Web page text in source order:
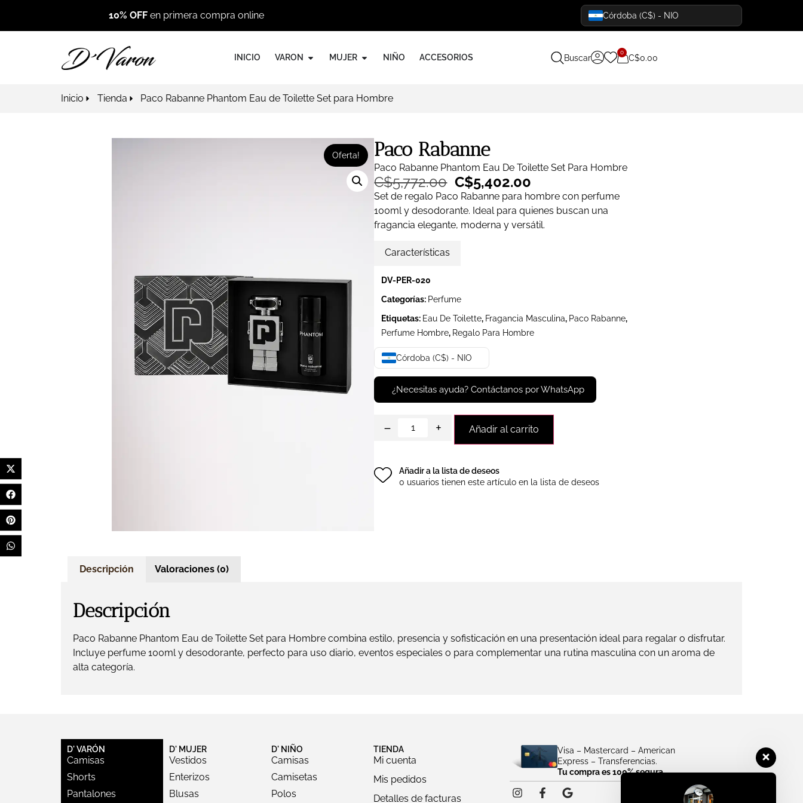
10% OFF en primera compra online Córdoba (C$) - NIO
INICIO VARON MUJER NIÑO ACCESORIOS Buscar C$0.00
0
Inicio Tienda Paco Rabanne Phantom Eau de Toilette Set para Hombre
Oferta! Paco Rabanne
Paco Rabanne Phantom Eau De Toilette Set Para Hombre
C$5,772.00 C$5,402.00
Set de regalo Paco Rabanne para hombre con perfume
100ml y desodorante. Ideal para quienes buscan una
fragancia elegante, moderna y versátil.
Características
DV-PER-020
Categorías: Perfume
Etiquetas: Eau De Toilette, Fragancia Masculina, Paco Rabanne,
Perfume Hombre, Regalo Para Hombre
Córdoba (C$) - NIO
¿Necesitas ayuda? Contáctanos por WhatsApp
− + Añadir al carrito
Añadir a la lista de deseos
0 usuarios tienen este artículo en la lista de deseos
Descripción Valoraciones (0)
Descripción
Paco Rabanne Phantom Eau de Toilette Set para Hombre combina estilo, presencia y sofisticación en una presentación ideal para regalar o disfrutar.
Incluye perfume 100ml y desodorante, perfecto para uso diario, eventos especiales o para complementar una rutina masculina con un aroma de
alta categoría.
D' VARÓN
Camisas
Shorts
Pantalones
D' MUJER
Vestidos
Enterizos
Blusas
D' NIÑO
Camisas
Camisetas
Polos
TIENDA
Mi cuenta
Mis pedidos
Detalles de facturas
Visa – Mastercard – American
Express – Transferencias.
Tu compra es 100% segura